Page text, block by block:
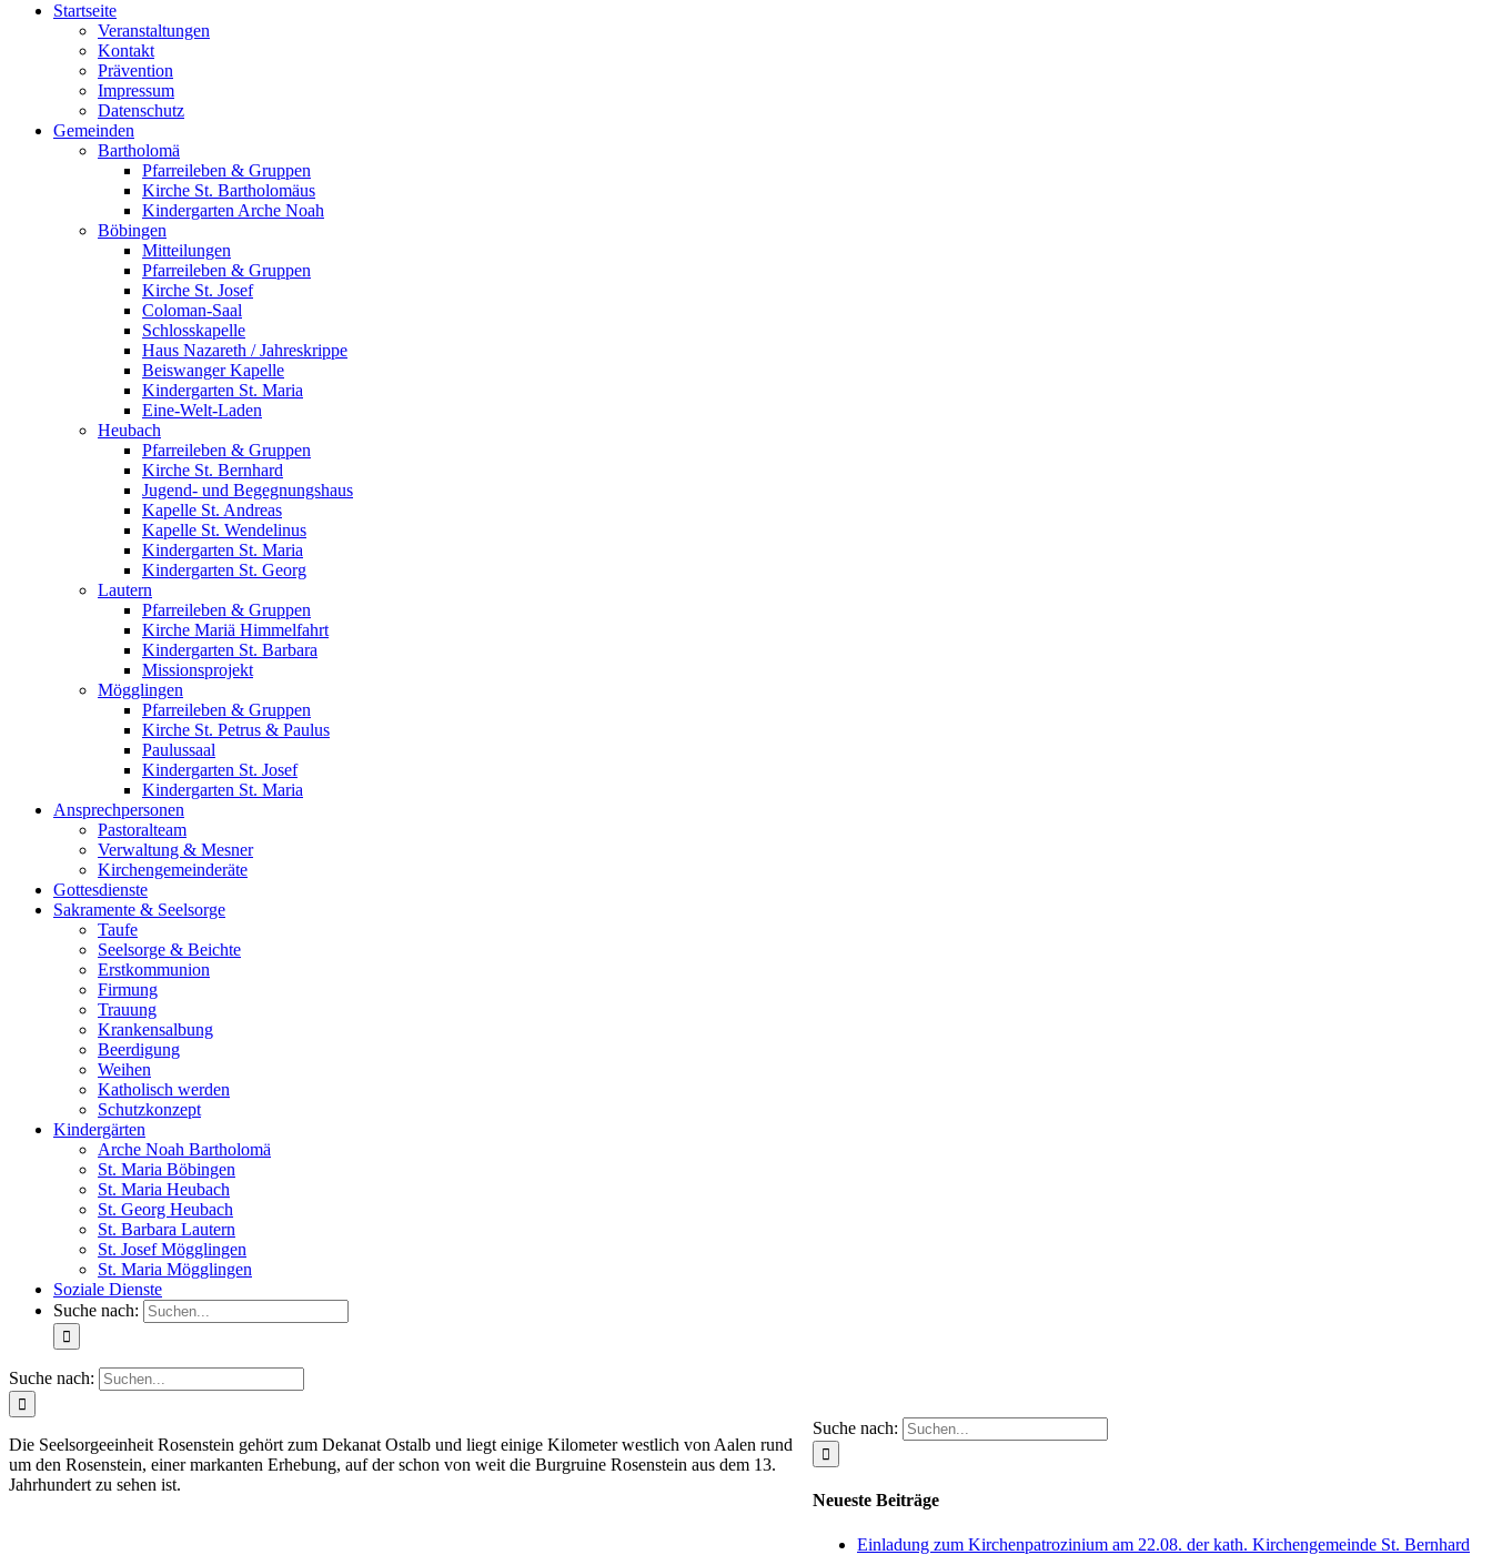
Startseite
Veranstaltungen
Kontakt
Prävention
Impressum
Datenschutz
Gemeinden
Bartholomä
Pfarreileben & Gruppen
Kirche St. Bartholomäus
Kindergarten Arche Noah
Böbingen
Mitteilungen
Pfarreileben & Gruppen
Kirche St. Josef
Coloman-Saal
Schlosskapelle
Haus Nazareth / Jahreskrippe
Beiswanger Kapelle
Kindergarten St. Maria
Eine-Welt-Laden
Heubach
Pfarreileben & Gruppen
Kirche St. Bernhard
Jugend- und Begegnungshaus
Kapelle St. Andreas
Kapelle St. Wendelinus
Kindergarten St. Maria
Kindergarten St. Georg
Lautern
Pfarreileben & Gruppen
Kirche Mariä Himmelfahrt
Kindergarten St. Barbara
Missionsprojekt
Mögglingen
Pfarreileben & Gruppen
Kirche St. Petrus & Paulus
Paulussaal
Kindergarten St. Josef
Kindergarten St. Maria
Ansprechpersonen
Pastoralteam
Verwaltung & Mesner
Kirchengemeinderäte
Gottesdienste
Sakramente & Seelsorge
Taufe
Seelsorge & Beichte
Erstkommunion
Firmung
Trauung
Krankensalbung
Beerdigung
Weihen
Katholisch werden
Schutzkonzept
Kindergärten
Arche Noah Bartholomä
St. Maria Böbingen
St. Maria Heubach
St. Georg Heubach
St. Barbara Lautern
St. Josef Mögglingen
St. Maria Mögglingen
Soziale Dienste
Suche nach:
Suche nach:
Suche nach:
Neueste Beiträge
Einladung zum Kirchenpatrozinium am 22.08. der kath. Kirchengemeinde St. Bernhard
Die Seelsorgeeinheit Rosenstein gehört zum Dekanat Ostalb und liegt einige Kilometer westlich von Aalen rund
um den Rosenstein, einer markanten Erhebung, auf der schon von weit die Burgruine Rosenstein aus dem 13.
Jahrhundert zu sehen ist.